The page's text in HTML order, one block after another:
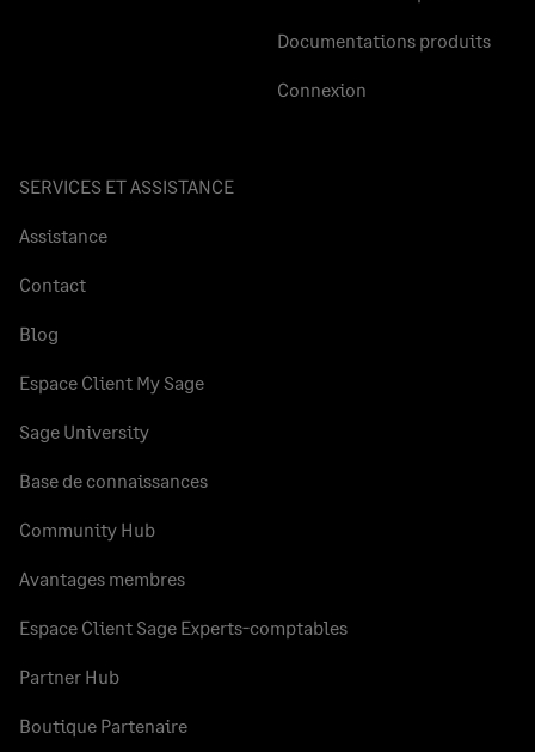
Documentations produits
Connexion
SERVICES ET ASSISTANCE
Assistance
Contact
Blog
Espace Client My Sage
Sage University
Base de connaissances
Community Hub
Avantages membres
Espace Client Sage Experts-comptables
Partner Hub
Boutique Partenaire